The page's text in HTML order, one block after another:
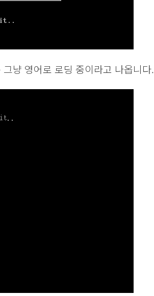
냥 영어로 로딩 중이라고 나옵니다.